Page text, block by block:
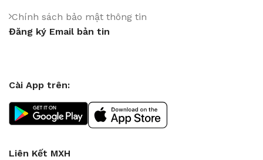
Chính sách bảo mật thông tin
Đăng ký Email bản tin
Cài App trên:
Liên Kết MXH